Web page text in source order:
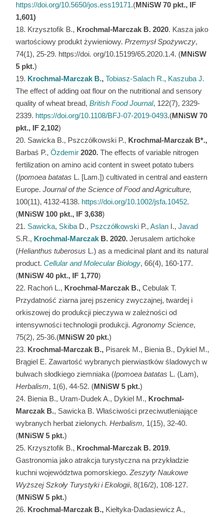
https://doi.org/10.5650/jos.ess19171.(MNiSW 70 pkt., IF
1,601)
Krzysztofik B., Krochmal-Marczak B. 2020. Kasza jako
wartościowy produkt żywieniowy. Przemysł Spożywczy,
74(1), 25-29. https://doi. org/10.15199/65.2020.1.4. (MNiSW
5 pkt.)
Krochmal-Marczak B., Tobiasz-Salach R., Kaszuba J.
The effect of adding oat flour on the nutritional and sensory
quality of wheat bread, British Food Journal, 122(7), 2329-
2339. https://doi.org/10.1108/BFJ-07-2019-0493.(MNiSW 70
pkt., IF 2,102)
Sawicka B., Pszczółkowski P., Krochmal-Marczak B*.,
Barbaś P., Özdemir 2020. The effects of variable nitrogen
fertilization on amino acid content in sweet potato tubers
(Ipomoea batatas L. [Lam.]) cultivated in central and eastern
Europe. Journal of the Science of Food and Agriculture,
100(11), 4132-4138. https://doi.org/10.1002/jsfa.10452.
(MNiSW 100 pkt., IF 3,638)
Sawicka, SkibaD., PszczółkowskiP., AslanI., Javad
S.R., Krochmal-MarczakB. 2020. Jerusalem artichoke
(Helianthus tuberosus L.) as a medicinal plant and its natural
product. Cellular and Molecular Biology, 66(4), 160-177.
(MNiSW 40 pkt., IF 1,770)
Rachoń L., Krochmal-Marczak B.,Cebulak T.
Przydatność ziarna jarej pszenicy zwyczajnej, twardej i
orkiszowej do produkcji pieczywa w zależności od
intensywności technologii produkcji. Agronomy Science,
75(2), 25-36.(MNiSW 20 pkt.)
Krochmal-Marczak B.,Pisarek M., Bienia B., Dykiel M.,
Brągiel E. Zawartość wybranych pierwiastków śladowych w
bulwach słodkiego ziemniaka (Ipomoea batatas L. (Lam),
Herbalism, 1(6), 44-52. (MNiSW 5 pkt.)
Bienia B., Uram-Dudek A., Dykiel M., Krochmal-
Marczak B., Sawicka B. Właściwości przeciwutleniające
wybranych herbat zielonych. Herbalism, 1(15), 32-40.
(MNiSW 5 pkt.)
Krzysztofik B., Krochmal-Marczak B. 2019.
Gastronomia jako atrakcja turystyczna na przykładzie
kuchni województwa pomorskiego. Zeszyty Naukowe
Wyższej Szkoły Turystyki i Ekologii, 8(16/2), 108-127.
(MNiSW 5 pkt.)
Krochmal-Marczak B.,Kiełtyka-Dadasiewicz A.,